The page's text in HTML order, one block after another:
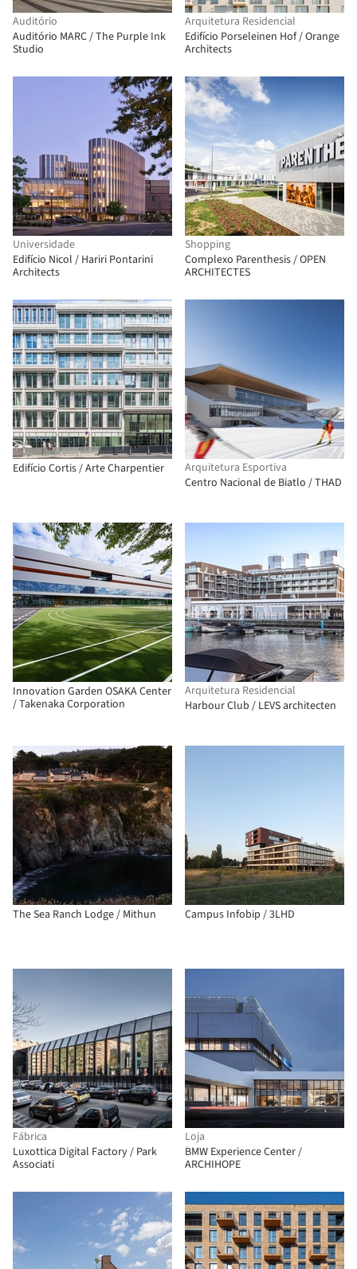
Auditório
Auditório MARC / The Purple Ink
Studio
Arquitetura Residencial
Edifício Porseleinen Hof / Orange
Architects
Universidade
Edifício Nicol / Hariri Pontarini
Architects
Shopping
Complexo Parenthesis / OPEN
ARCHITECTES
Edifício Cortis / Arte Charpentier
Arquitetura Esportiva
Centro Nacional de Biatlo / THAD
Innovation Garden OSAKA Center
/ Takenaka Corporation
Arquitetura Residencial
Harbour Club / LEVS architecten
The Sea Ranch Lodge / Mithun Campus Infobip / 3LHD
Fábrica
Luxottica Digital Factory / Park
Associati
Loja
BMW Experience Center /
ARCHIHOPE